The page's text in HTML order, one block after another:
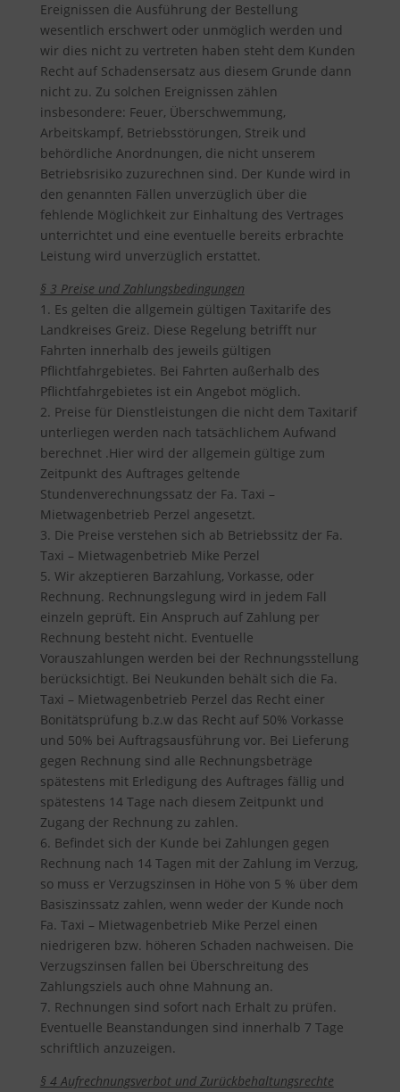
Ereignissen die Ausführung der Bestellung
wesentlich erschwert oder unmöglich werden und
wir dies nicht zu vertreten haben steht dem Kunden
Recht auf Schadensersatz aus diesem Grunde dann
nicht zu. Zu solchen Ereignissen zählen
insbesondere: Feuer, Überschwemmung,
Arbeitskampf, Betriebsstörungen, Streik und
behördliche Anordnungen, die nicht unserem
Betriebsrisiko zuzurechnen sind. Der Kunde wird in
den genannten Fällen unverzüglich über die
fehlende Möglichkeit zur Einhaltung des Vertrages
unterrichtet und eine eventuelle bereits erbrachte
Leistung wird unverzüglich erstattet.
§ 3 Preise und Zahlungsbedingungen
1. Es gelten die allgemein gültigen Taxitarife des
Landkreises Greiz. Diese Regelung betrifft nur
Fahrten innerhalb des jeweils gültigen
Pflichtfahrgebietes. Bei Fahrten außerhalb des
Pflichtfahrgebietes ist ein Angebot möglich.
2. Preise für Dienstleistungen die nicht dem Taxitarif
unterliegen werden nach tatsächlichem Aufwand
berechnet .Hier wird der allgemein gültige zum
Zeitpunkt des Auftrages geltende
Stundenverechnungssatz der Fa. Taxi –
Mietwagenbetrieb Perzel angesetzt.
3. Die Preise verstehen sich ab Betriebssitz der Fa.
Taxi – Mietwagenbetrieb Mike Perzel
5. Wir akzeptieren Barzahlung, Vorkasse, oder
Rechnung. Rechnungslegung wird in jedem Fall
einzeln geprüft. Ein Anspruch auf Zahlung per
Rechnung besteht nicht. Eventuelle
Vorauszahlungen werden bei der Rechnungsstellung
berücksichtigt. Bei Neukunden behält sich die Fa.
Taxi – Mietwagenbetrieb Perzel das Recht einer
Bonitätsprüfung b.z.w das Recht auf 50% Vorkasse
und 50% bei Auftragsausführung vor. Bei Lieferung
gegen Rechnung sind alle Rechnungsbeträge
spätestens mit Erledigung des Auftrages fällig und
spätestens 14 Tage nach diesem Zeitpunkt und
Zugang der Rechnung zu zahlen.
6. Befindet sich der Kunde bei Zahlungen gegen
Rechnung nach 14 Tagen mit der Zahlung im Verzug,
so muss er Verzugszinsen in Höhe von 5 % über dem
Basiszinssatz zahlen, wenn weder der Kunde noch
Fa. Taxi – Mietwagenbetrieb Mike Perzel einen
niedrigeren bzw. höheren Schaden nachweisen. Die
Verzugszinsen fallen bei Überschreitung des
Zahlungsziels auch ohne Mahnung an.
7. Rechnungen sind sofort nach Erhalt zu prüfen.
Eventuelle Beanstandungen sind innerhalb 7 Tage
schriftlich anzuzeigen.
§ 4 Aufrechnungsverbot und Zurückbehaltungsrechte